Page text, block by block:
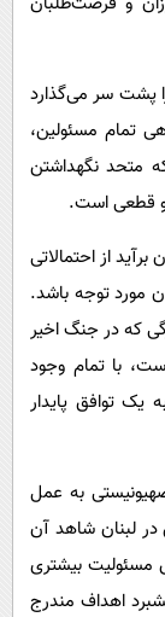
پشت ‌سر می‌گذارد
تمام مسئولین،
متحد نگهداشتن
و قطعی است.
از احتمالاتی
مورد توجه باشد.
که در جنگ اخیر
با تمام وجود
توافق پایدار
به عمل
لبنان شاهد آن
مسئولیت بیشتری
اهداف مندرج